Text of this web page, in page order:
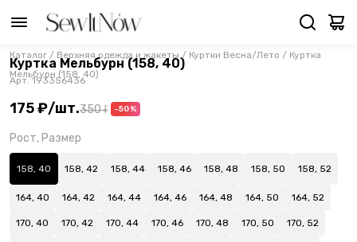
Каталог / Верхняя одежда и жакеты/ Куртки Весна/Лето / Куртка
Мельбурн (158, 40)
Куртка Мельбурн (158, 40)
Арт.193356436
175 ₽/шт.350 ₽ -50%
Рост, Размер
158, 40 158, 42 158, 44 158, 46 158, 48 158, 50 158, 52
164, 40 164, 42 164, 44 164, 46 164, 48 164, 50 164, 52
170, 40 170, 42 170, 44 170, 46 170, 48 170, 50 170, 52